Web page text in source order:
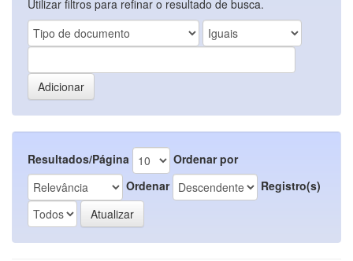
Utilizar filtros para refinar o resultado de busca.
Resultados/Página
Ordenar por
Ordenar
Registro(s)